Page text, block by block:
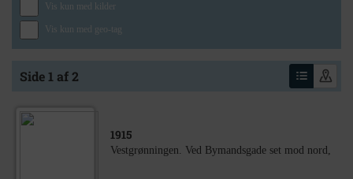
Vis kun med kilder
Vis kun med geo-tag
Side 1 af 2
1915
Vestgrønningen. Ved Bymandsgade set mod nord,